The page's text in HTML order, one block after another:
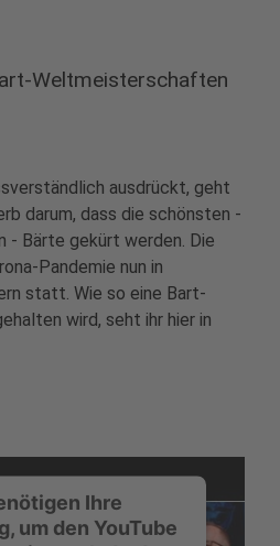
Weltmeisterschaften
ausdrückt, geht
darum, dass die schönsten -
Bärte gekürt werden. Die
Pandemie nun in
statt. Wie so eine Bart-
wird, seht ihr hier in
Ihre
um den YouTube